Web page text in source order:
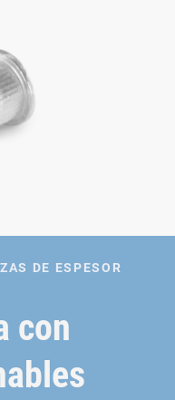
DE ESPESOR
con